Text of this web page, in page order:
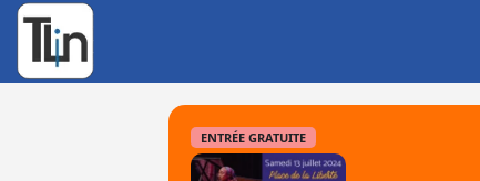
Rechercher
ENTRÉE GRATUITE